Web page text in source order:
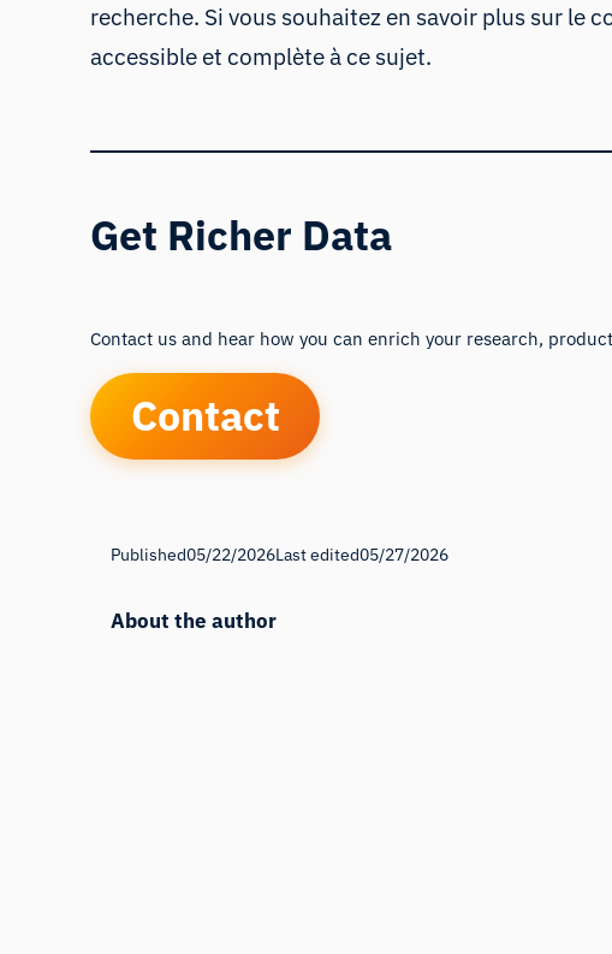
recherche. Si vous souhaitez en savoir plus sur
accessible et complète à ce sujet.
Get Richer Data
Contact us and hear how you can enrich your research,
Contact
Published05/22/2026Last edited05/27/2026
About the author